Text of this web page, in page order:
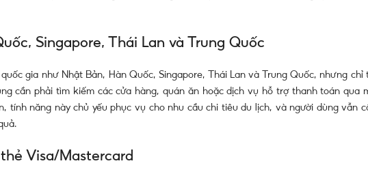
Singapore, Thái Lan và Trung Quốc
gia như Nhật Bản, Hàn Quốc, Singapore, Thái Lan và Trung Quốc, nhưng chỉ
cần phải tìm kiếm các cửa hàng, quán ăn hoặc dịch vụ hỗ trợ thanh toán qua
tính năng này chủ yếu phục vụ cho nhu cầu chi tiêu du lịch, và người dùng vẫn
Visa/Mastercard